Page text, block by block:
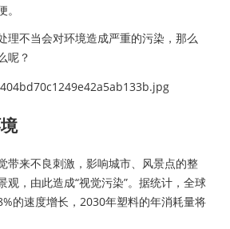
理不当会对环境造成严重的污染，那么
呢？
带来不良刺激，影响城市、风景点的整
观，由此造成“视觉污染”。据统计，全球
的速度增长，2030年塑料的年消耗量将